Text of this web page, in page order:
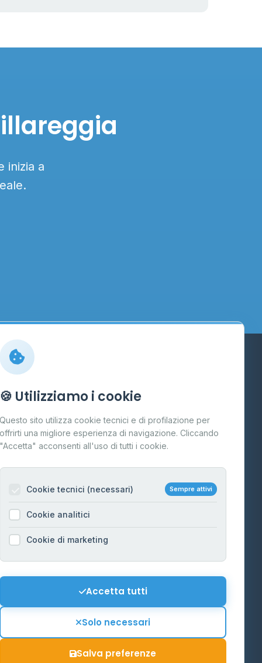
inizia a
Alto
Contatti
Per gestori
Informazioni legali
Privacy Policy
Cookie Policy
Mappa del sito
Contattaci
🍪 Utilizziamo i cookie
Questo sito utilizza cookie tecnici e di profilazione per
offrirti una migliore esperienza di navigazione. Cliccando
"Accetta" acconsenti all'uso di tutti i cookie.
Cookie tecnici (necessari) Sempre attivi
Cookie analitici
Cookie di marketing
Accetta tutti
Solo necessari
Salva preferenze